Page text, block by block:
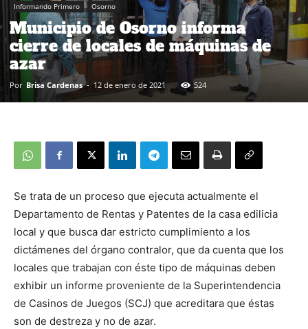
Informando Primero Osorno
Municipio de Osorno informa
cierre de locales de máquinas de
azar
Por Brisa Cardenas - 12 de enero de 2021 524
Se trata de un proceso que ejecuta actualmente el
Departamento de Rentas y Patentes de la casa edilicia
local y que busca dar estricto cumplimiento a los
dictámenes del órgano contralor, que da cuenta que los
locales que trabajan con éste tipo de máquinas deben
exhibir un informe proveniente de la Superintendencia
de Casinos de Juegos (SCJ) que acreditara que éstas
son de destreza y no de azar.